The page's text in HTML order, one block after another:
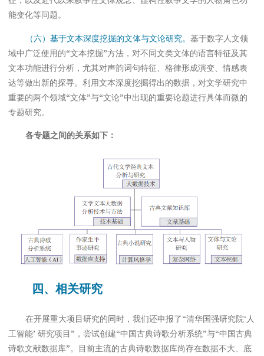
能变化等问题。
（六）基于文本深度挖掘的文体与文论研究。基于数字人文领
域中广泛使用的“文本挖掘”方法，对不同文类文体的语言特征及其
文本功能进行分析，尤其对声韵词句特征、格律形成演变、情感表
达等做出新的探寻。利用文本深度挖掘得出的数据，对文学研究中
重要的两个领域“文体”与“文论”中出现的重要论题进行具体而微的
专题研究。
各专题之间的关系如下：
四、相关研究
在开展重大项目研究的同时，我们还申报了“清华国强研究院‘人
工智能’ 研究项目”，尝试创建“中国古典诗歌分析系统”与“中国古典
诗歌文献数据库”。目前主流的古典诗歌数据库尚存在数据不大、底